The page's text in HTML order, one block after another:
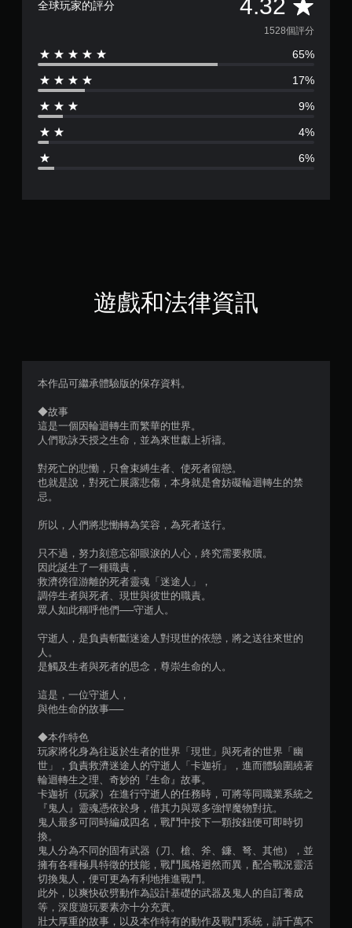
全球玩家的評分 4.32
均
評
分
4
3
2
分
1528個評分
65%
17%
9%
4%
6%
遊戲和法律資訊
本作品可繼承體驗版的保存資料。
◆故事
這是一個因輪迴轉生而繁華的世界。
人們歌詠天授之生命，並為來世獻上祈禱。
對死亡的悲慟，只會束縛生者、使死者留戀。
也就是說，對死亡展露悲傷，本身就是會妨礙輪迴轉生的禁
忌。
所以，人們將悲慟轉為笑容，為死者送行。
只不過，努力刻意忘卻眼淚的人心，終究需要救贖。
因此誕生了一種職責，
救濟徬徨游離的死者靈魂「迷途人」，
調停生者與死者、現世與彼世的職責。
眾人如此稱呼他們──守逝人。
守逝人，是負責斬斷迷途人對現世的依戀，將之送往來世的
人。
是觸及生者與死者的思念，尊崇生命的人。
這是，一位守逝人，
與他生命的故事──
◆本作特色
玩家將化身為往返於生者的世界「現世」與死者的世界「幽
世」，負責救濟迷途人的守逝人「卡迦祈」，進而體驗圍繞著
輪迴轉生之理、奇妙的『生命』故事。
卡迦祈（玩家）在進行守逝人的任務時，可將等同職業系統之
『鬼人』靈魂憑依於身，借其力與眾多強悍魔物對抗。
鬼人最多可同時編成四名，戰鬥中按下一顆按鈕便可即時切
換。
鬼人分為不同的固有武器（刀、槍、斧、鐮、弩、其他），並
擁有各種極具特徵的技能，戰鬥風格迥然而異，配合戰況靈活
切換鬼人，便可更為有利地推進戰鬥。
此外，以爽快砍劈動作為設計基礎的武器及鬼人的自訂養成
等，深度遊玩要素亦十分充實。
壯大厚重的故事，以及本作特有的動作及戰鬥系統，請千萬不